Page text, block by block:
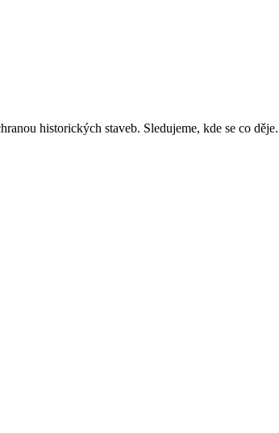
historických staveb. Sledujeme, kde se co